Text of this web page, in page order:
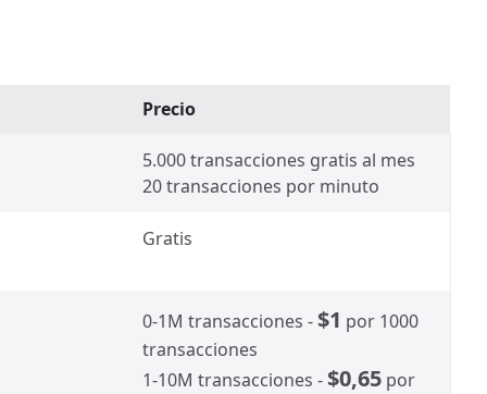
Precio
5.000 transacciones gratis al mes
20 transacciones por minuto
Gratis
0-1M transacciones - $1 por 1000
transacciones
1-10M transacciones - $0,65 por